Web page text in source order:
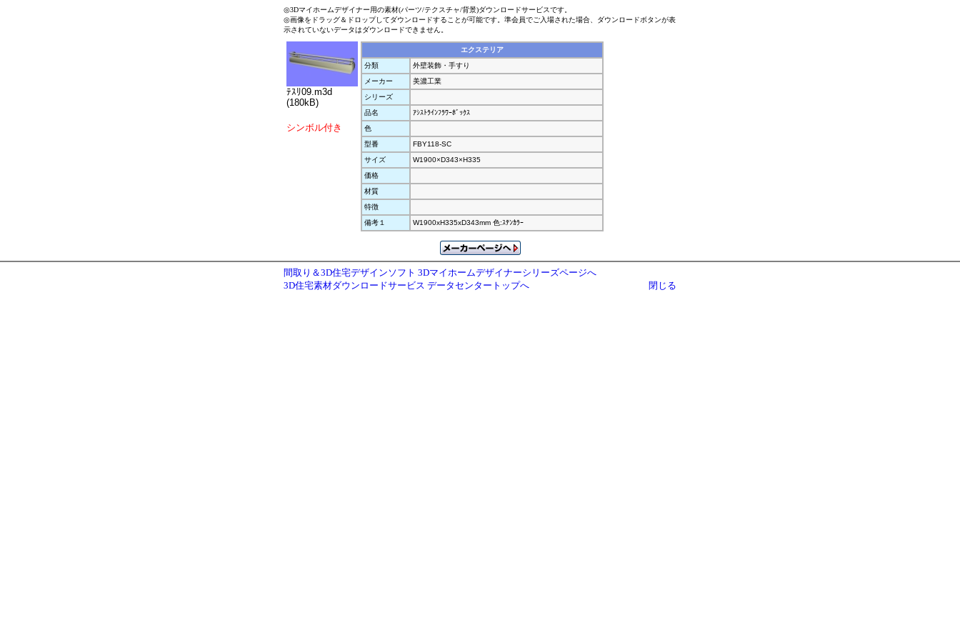
◎3Dマイホームデザイナー用の素材(パーツ/テクスチャ/背景)ダウンロードサービスです。
◎画像をドラッグ＆ドロップしてダウンロードすることが可能です。準会員でご入場された場合、ダウンロードボタンが表
示されていないデータはダウンロードできません。
ﾃｽﾘ09.m3d
(180kB)
シンボル付き
エクステリア
分類
外壁装飾・手すり
メーカー
美濃工業
シリーズ
品名
ｱｼｽﾄﾗｲﾝﾌﾗﾜｰﾎﾞｯｸｽ
色
型番
FBY118-SC
サイズ
W1900×D343×H335
価格
材質
特徴
備考１
W1900xH335xD343mm 色:ｽﾃﾝｶﾗｰ
間取り＆3D住宅デザインソフト 3Dマイホームデザイナーシリーズページへ
3D住宅素材ダウンロードサービス データセンタートップへ
閉じる